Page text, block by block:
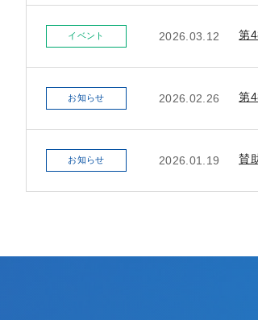
イベント 2026.03.12 第
お知らせ 2026.02.26 第
お知らせ 2026.01.19 賛